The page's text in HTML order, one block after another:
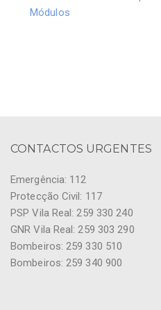
Módulos
CONTACTOS URGENTES
Emergência: 112
Protecção Civil: 117
PSP Vila Real: 259 330 240
GNR Vila Real: 259 303 290
Bombeiros: 259 330 510
Bombeiros: 259 340 900